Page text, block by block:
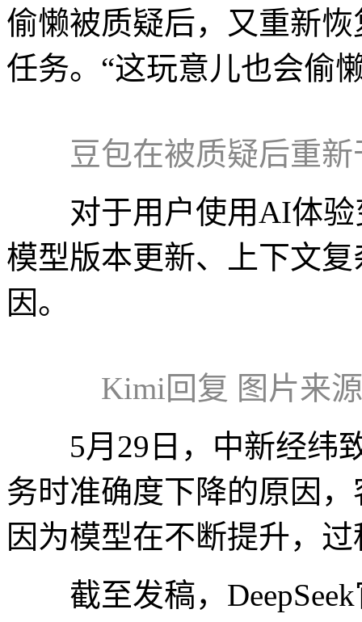
偷懒被质疑后，又重新
任务。“这玩意儿也会偷
豆包在被质疑后重
对于用户使用AI体验
模型版本更新、上下文
因。
Kimi回复 图片来
5月29日，中新经纬致
务时准确度下降的原因
因为模型在不断提升，
截至发稿，DeepSeek